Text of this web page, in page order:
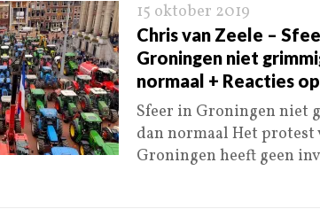
15 oktober 2019
Chris van Zeele –
Groningen niet
normaal + Reacties
Sfeer in Groningen niet
dan normaal Het protest
Groningen heeft geen